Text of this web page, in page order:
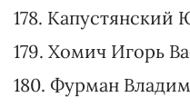
166. Слободян
167. Месяц Андрей
168. Выдолоб